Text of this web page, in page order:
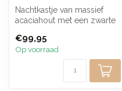
Nachtkastje van massief
acaciahout met een zwarte
strakk...
€99,95
Op voorraad